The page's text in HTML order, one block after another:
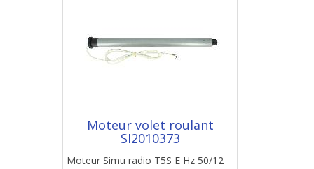
Moteur volet roulant
SI2010373
Moteur Simu radio T5S E Hz 50/12